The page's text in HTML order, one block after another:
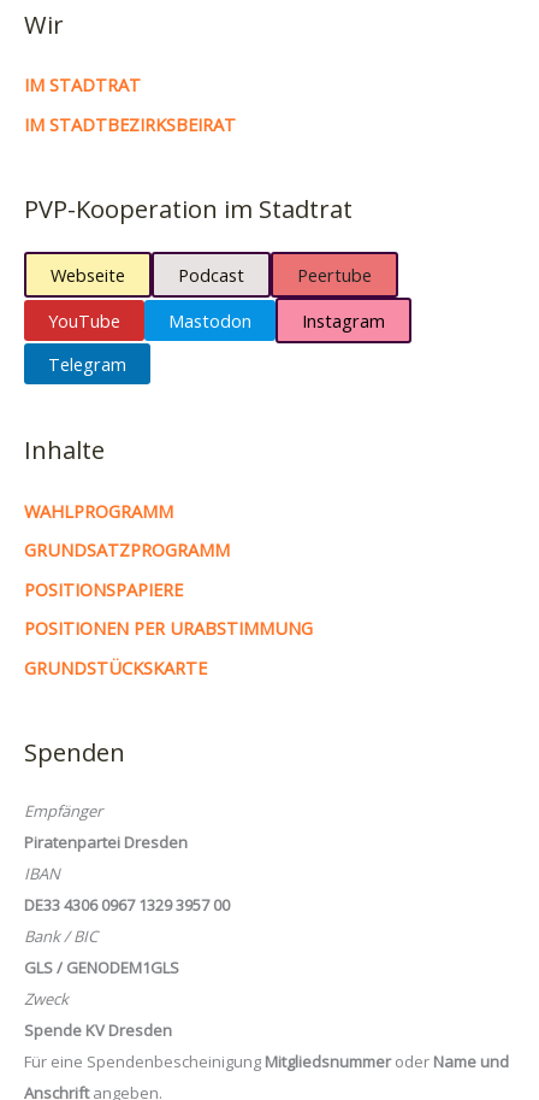
Wir
IM STADTRAT
IM STADTBEZIRKSBEIRAT
PVP-Kooperation im Stadtrat
Webseite Podcast
Peertube
YouTube
Mastodon
Instagram
Telegram
Inhalte
WAHLPROGRAMM
GRUNDSATZPROGRAMM
POSITIONSPAPIERE
POSITIONEN PER URABSTIMMUNG
GRUNDSTÜCKSKARTE
Spenden
Empfänger
Piratenpartei Dresden
IBAN
DE33 4306 0967 1329 3957 00
Bank / BIC
GLS / GENODEM1GLS
Zweck
Spende KV Dresden
Für eine Spendenbescheinigung Mitgliedsnummeroder Name und
Anschriftangeben.